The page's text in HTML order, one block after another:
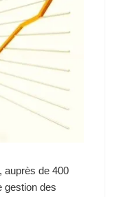
auprès de 400
gestion des